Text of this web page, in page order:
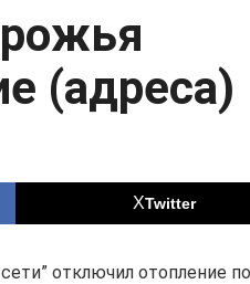
(адреса)
Twitter
отключил отопление